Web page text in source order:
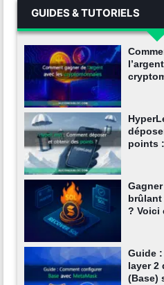
GUIDES & TUTORIELS
points
? Voici
Guide
layer 2
(Base)